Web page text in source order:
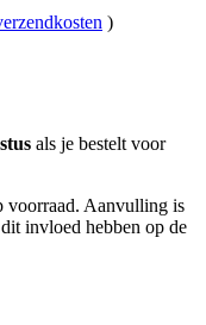
)
als je bestelt voor
voorraad. Aanvulling is
invloed hebben op de